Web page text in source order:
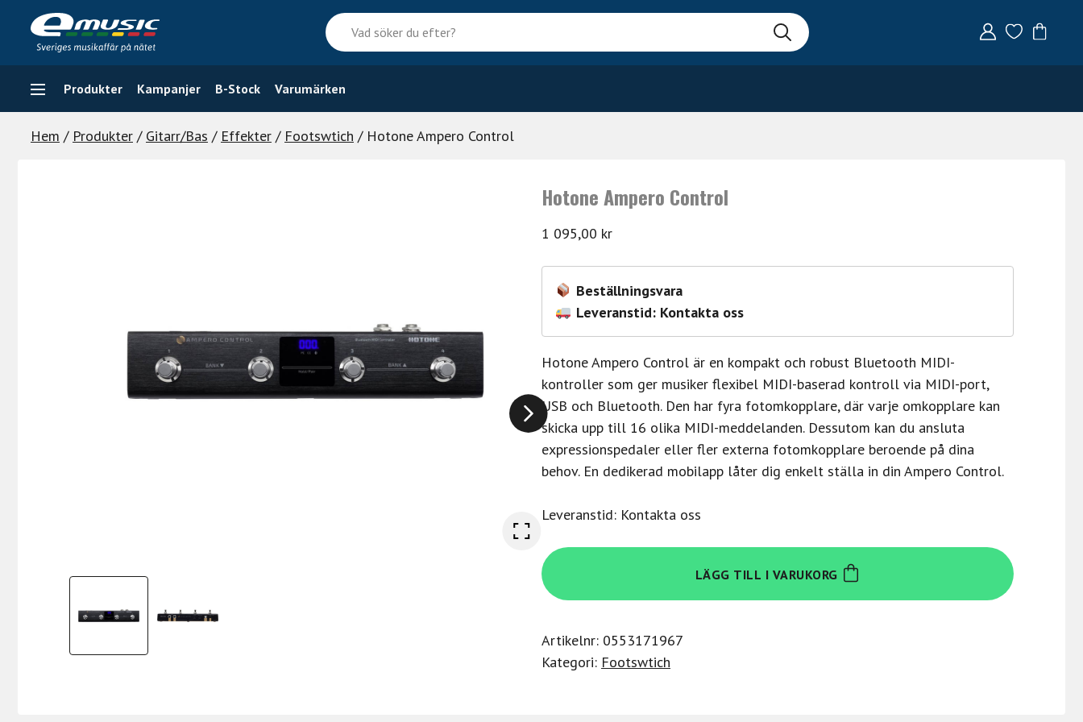
content
Vad
söker
du
efter?
Produkter Kampanjer B-Stock Varumärken
Hem / Produkter / Gitarr/Bas / Effekter / Footswtich / Hotone Ampero Control
Hotone Ampero Control
1 095,00 kr
Beställningsvara
Leveranstid: Kontakta oss
Hotone Ampero Control är en kompakt och robust Bluetooth MIDI-
kontroller som ger musiker flexibel MIDI-baserad kontroll via MIDI-port,
USB och Bluetooth. Den har fyra fotomkopplare, där varje omkopplare kan
skicka upp till 16 olika MIDI-meddelanden. Dessutom kan du ansluta
expressionspedaler eller fler externa fotomkopplare beroende på dina
behov. En dedikerad mobilapp låter dig enkelt ställa in din Ampero Control.
Leveranstid: Kontakta oss
Hotone
Ampero
Control
LÄGG TILL I VARUKORG
Artikelnr: 0553171967
Kategori: Footswtich